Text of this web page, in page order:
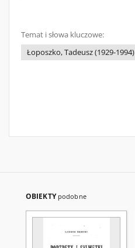
Temat i słowa kluczowe:
Łoposzko, Tadeusz (1929-1994)
OBIEKTY podobne